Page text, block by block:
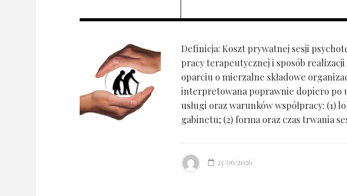
Definicja: Koszt prywatnej sesji
pracy terapeutycznej i sposób
oparciu o mierzalne składowe
interpretowana poprawnie dopiero po
usługi oraz warunków współpracy: (1)
gabinetu; (2) forma oraz czas trwania
23/06/2026